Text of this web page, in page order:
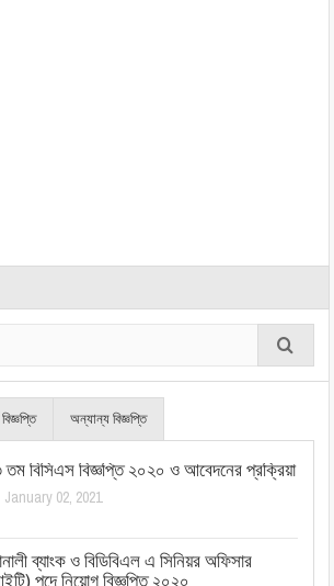
বিজ্ঞপ্তি অন্যান্য বিজ্ঞপ্তি
বিসিএস বিজ্ঞপ্তি ২০২০ ও আবেদনের প্রক্রিয়া
January 02, 2021
ব্যাংক ও বিডিবিএল এ সিনিয়র অফিসার
পদে নিয়োগ বিজ্ঞপ্তি ২০২০